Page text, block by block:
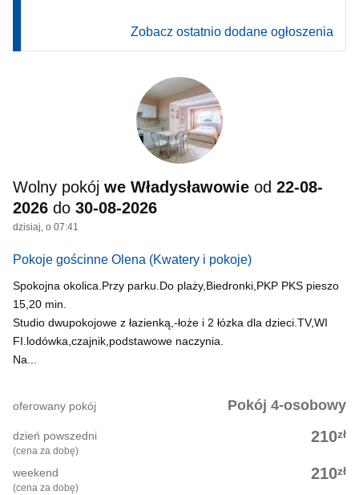
Zobacz ostatnio dodane ogłoszenia
Wolny pokój we Władysławowie od 22-08-
2026 do 30-08-2026
dzisiaj, o 07:41
Pokoje gościnne Olena (Kwatery i pokoje)
Spokojna okolica.Przy parku.Do plaży,Biedronki,PKP PKS pieszo
15,20 min.
Studio dwupokojowe z łazienką,-łoże i 2 łózka dla dzieci.TV,WI
FI.lodówka,czajnik,podstawowe naczynia.
Na...
Pokój 4-osobowy
oferowany pokój
210zł
dzień powszedni
(cena za dobę)
210zł
weekend
(cena za dobę)